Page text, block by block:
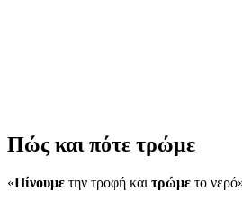
Πώς και πότε τρώμε
«Πίνουμε την τροφή και τρώμε το